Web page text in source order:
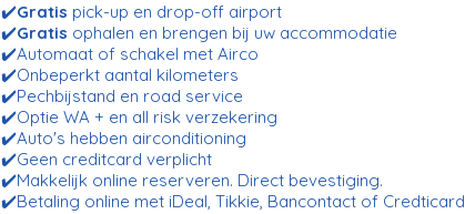
✔️Gratis pick-up en drop-off airport
✔️Gratis ophalen en brengen bij uw accommodatie
✔️Automaat of schakel met Airco
✔️Onbeperkt aantal kilometers
✔️Pechbijstand en road service
✔️Optie WA + en all risk verzekering
✔️Auto's hebben airconditioning
✔️Geen creditcard verplicht
✔️Makkelijk online reserveren. Direct bevestiging.
✔️Betaling online met iDeal, Tikkie, Bancontact of Credticard